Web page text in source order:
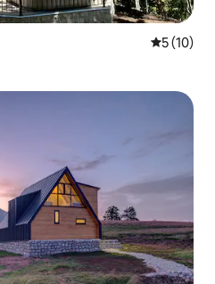
საშუალო
5 (10)